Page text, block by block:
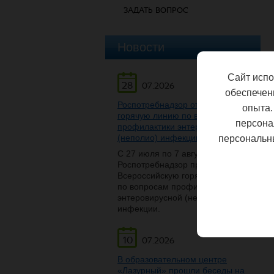
ЗАДАТЬ ВОПРОС
Новости
28
07.2026
Роспотребнадзор открывает
горячую линию по вопросам
профилактики энтеровирусной
(неполио) инфекции
С 27 июля по 7 августа
Роспотребнадзор проведет
Всероссийскую горячую линию
по вопросам профилактики
энтеровирусной (неполио)
инфекции.
10
07.2026
В образовательном центре
«Лазурный» прошли беседы на
Сайт
опыта.